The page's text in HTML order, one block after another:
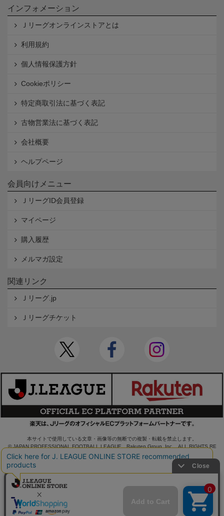
インフォメーション
Ｊリーグオンラインストアとは
利用規約
個人情報保護方針
Cookieポリシー
特定商取引法に基づく表記
古物営業法に基づく表記
会社概要
ヘルプページ
会員向けメニュー
ＪリーグID会員登録
マイページ
購入履歴
メルマガ設定
関連リンク
Ｊリーグ.jp
Ｊリーグチケット
本サイトで使用している文章・画像等の無断での複製・転載を禁止します。
© JAPAN PROFESSIONAL FOOTBALL LEAGUE Rakuten Group, Inc. ALL RIGHTS RE
SERVED.